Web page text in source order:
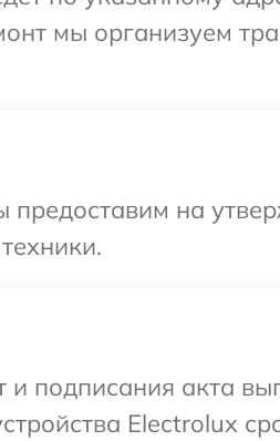
мы организуем
на
и подписания акта
Electrolux